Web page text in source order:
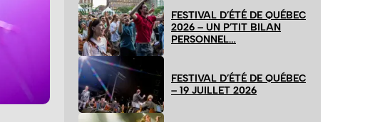
FESTIVAL D’ÉTÉ DE QUÉBEC
2026 – UN P’TIT BILAN
PERSONNEL…
FESTIVAL D’ÉTÉ DE QUÉBEC
– 19 JUILLET 2026